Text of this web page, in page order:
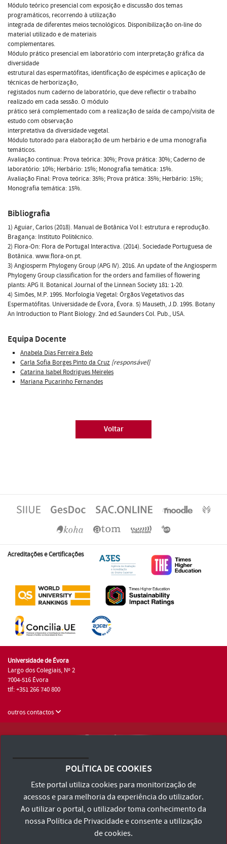
Módulo teórico presencial com exposição e discussão dos temas
programáticos, recorrendo à utilização
integrada de diferentes meios tecnológicos. Disponibilização on-line do
material utilizado e de materiais
complementares.
Módulo prático presencial em laboratório com interpretação gráfica da
diversidade
estrutural das espermatófitas, identificação de espécimes e aplicação de
técnicas de herborização,
registados num caderno de laboratório, que deve reflectir o trabalho
realizado em cada sessão. O módulo
prático será complementado com a realização de saída de campo/visita de
estudo com observação
interpretativa da diversidade vegetal.
Módulo tutorado para elaboração de um herbário e de uma monografia
temáticos.
Avaliação continua: Prova teórica: 30%; Prova prática: 30%; Caderno de
laboratório: 10%; Herbário: 15%; Monografia temática: 15%.
Avaliação Final: Prova teórica: 35%; Prova prática: 35%; Herbário: 15%;
Monografia temática: 15%.
Bibliografia
1) Aguiar, Carlos (2018). Manual de Botânica Vol I: estrutura e reprodução.
Bragança: Instituto Politécnico.
2) Flora-On: Flora de Portugal Interactiva. (2014). Sociedade Portuguesa de
Botânica. www.flora-on.pt.
3) Angiosperm Phylogeny Group (APG IV). 2016. An update of the Angiosperm
Phylogeny Group classification for the orders and families of flowering
plants: APG II. Botanical Journal of the Linnean Society 181: 1-20.
4) Simões, M.P. 1995. Morfologia Vegetal: Órgãos Vegetativos das
Espermatófitas. Universidade de Évora, Évora. 5) Mauseth, J.D. 1995. Botany 
An Introduction to Plant Biology. 2nd ed.Saunders Col. Pub., USA.
Equipa Docente
Anabela Dias Ferreira Belo
Carla Sofia Borges Pinto da Cruz [responsável]
Catarina Isabel Rodrigues Meireles
Mariana Pucarinho Fernandes
Voltar
Acreditações e Certificações
Universidade de Évora
Largo dos Colegiais, Nº 2
7004-516 Évora
tlf: +351 266 740 800
outros contactos
Consulte os Termos e Condições e Política de Privacidade
Declaração de Acessibilidade
POLÍTICA DE COOKIES
Este portal utiliza cookies para monitorização de
acessos e para melhoria da experiência do utilizador.
Ao utilizar o portal, o utilizador toma conhecimento da
nossa Política de Privacidadee consente a utilização
de cookies.